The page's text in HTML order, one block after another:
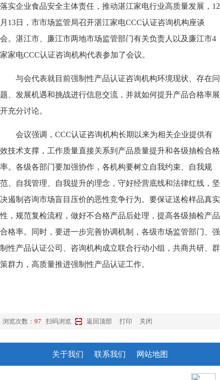
落实企业食品安全主体责任，推动湛江家电行业高质量发展，12
月13日，市市场监管局召开湛江家电CCC认证咨询机构座谈
会。湛江市、廉江市两地市场监管部门有关负责人以及廉江市4
家家电CCC认证咨询机构代表参加了会议。
与会代表就目前强制性产品认证咨询机构环境现状、存在问
题、发展机遇和挑战进行信息交流，并就如何提升产品合格率展
开充分讨论。
会议强调，CCC认证咨询机构长期以来为相关企业提供有
效技术支撑，工作质量直接关系到产品质量提升和各级抽检合格
率。各级各部门要加强协作，各机构要树立自我约束、自我规
范、自我管理、自我提升的理念，守好经营底线和法律红线，坚
决遏制咨询市场盲目压价的恶性竞争行为。要保证送检样品真实
性，规范复检流程，做好不合格产品后处理，提高各级抽检产品
合格率。同时，要进一步完善协调机制，各级市场监管部门、强
制性产品认证公司、咨询机构成立联合行动小组，共商共研、群
策群力，高质量推进强制性产品认证工作。
浏览次数： 97 扫码浏览 返回顶部 打印 关闭
关于我们 联系我们 网站地图